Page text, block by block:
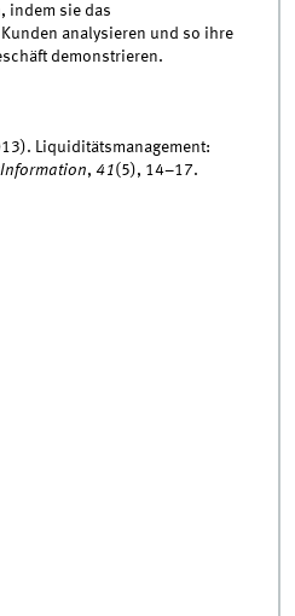
indem sie das
analysieren und so ihre
demonstrieren.
Liquiditätsmanagement:
,41(5), 14–17.